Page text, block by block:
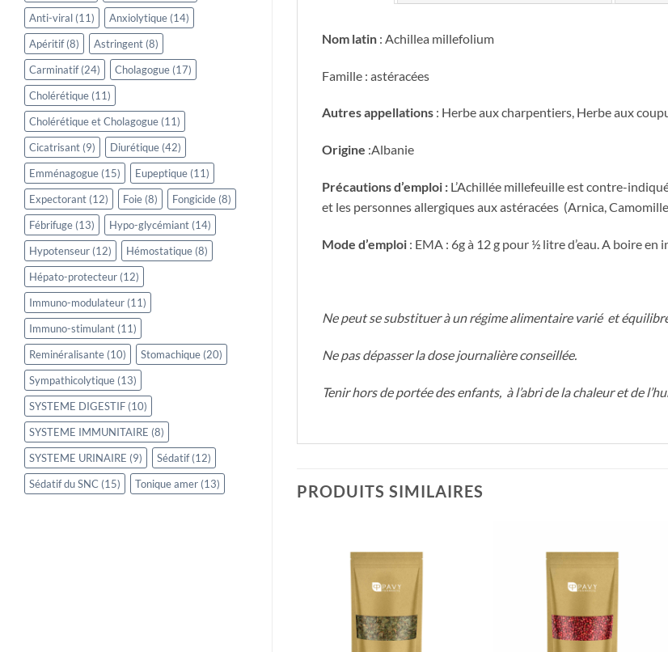
Anti-viral (11) Anxiolytique (14)
Apéritif(8) Astringent (8)
Carminatif(24) Cholagogue (17)
Cholérétique (11)
Cholérétique et Cholagogue (11)
Cicatrisant (9) Diurétique (42)
Emménagogue (15) Eupeptique (11)
Expectorant (12) Foie (8) Fongicide (8)
Fébrifuge (13) Hypo-glycémiant (14)
Hypotenseur (12) Hémostatique (8)
Hépato-protecteur (12)
Immuno-modulateur (11)
Immuno-stimulant (11)
Reminéralisante (10) Stomachique (20)
Sympathicolytique (13)
SYSTEME DIGESTIF (10)
SYSTEME IMMUNITAIRE (8)
SYSTEME URINAIRE (9) Sédatif(12)
Sédatif du SNC (15) Tonique amer (13)
Nom latin : Achillea millefolium
Famille : astéracées
Autres appellations : Herbe aux charpentiers, Herbe aux
Origine :Albanie
Précautions d’emploi : L’Achillée millefeuille est contre-
et les personnes allergiques aux astéracées (Arnica,
Mode d’emploi : EMA : 6g à 12 g pour ½ litre d’eau. A boire
Ne peut se substituer à un régime alimentaire varié et
Ne pas dépasser la dose journalière conseillée.
Tenir hors de portée des enfants, à l’abri de la chaleur et de
PRODUITS SIMILAIRES